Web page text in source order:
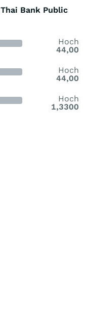
Bank Public
Hoch
44,00
Hoch
44,00
Hoch
1,3300